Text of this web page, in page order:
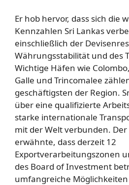
Er hob hervor, dass sich die
Kennzahlen Sri Lankas
einschließlich der
Währungsstabilität und des
Wichtige Häfen wie
Galle und Trincomalee
geschäftigsten der Region.
über eine qualifizierte
starke internationale
mit der Welt verbunden.
erwähnte, dass derzeit 12
Exportverarbeitungszonen
des Board of Investment
umfangreiche